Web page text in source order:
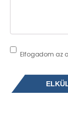
Consent
Elfogadom az